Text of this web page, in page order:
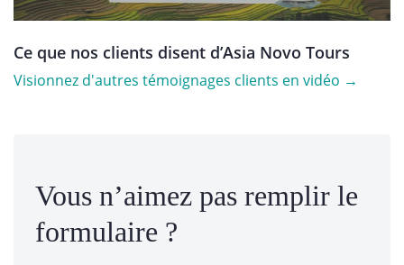
Ce que nos clients disent d’Asia Novo Tours
Visionnez d'autres témoignages clients en vidéo →
Vous n’aimez pas remplir le
formulaire ?